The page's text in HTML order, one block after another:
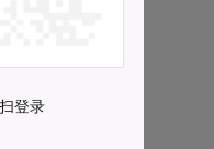
登录